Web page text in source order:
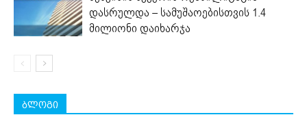
დასრულდა – სამუშაოებისთვის 1.4
მილიონი დაიხარჯა
ბლოგი